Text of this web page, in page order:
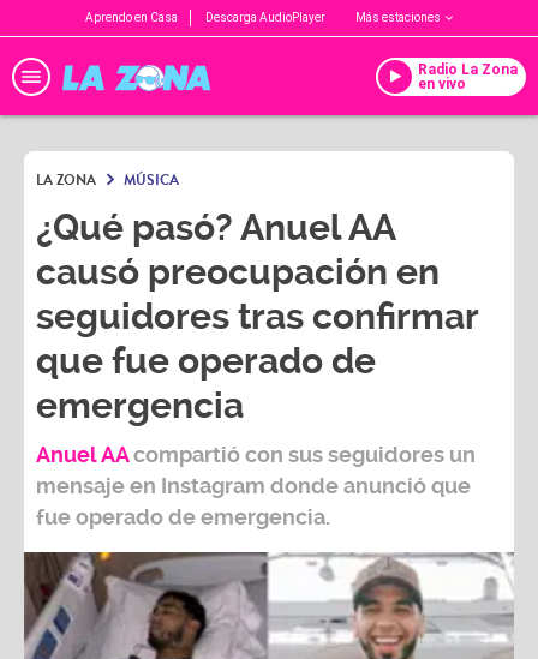
Aprendo en Casa Descarga AudioPlayer Más estaciones
Radio La Zona
en vivo
LA ZONA MÚSICA
¿Qué pasó? Anuel AA
causó preocupación en
seguidores tras confirmar
que fue operado de
emergencia
Anuel AAcompartió con sus seguidores un
mensaje en Instagram donde anunció que
fue operado de emergencia.